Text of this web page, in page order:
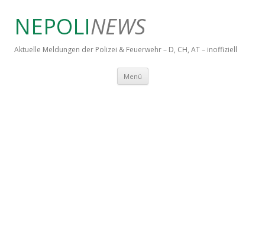
NEPOLINEWS
Aktuelle Meldungen der Polizei & Feuerwehr – D, CH, AT – inoffiziell
Menü Springe zum Inhalt